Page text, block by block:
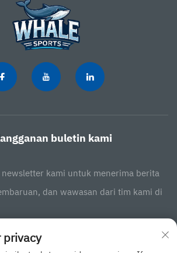
buletin kami
newsletter kami untuk menerima berita
dan wawasan dari tim kami di
privacy